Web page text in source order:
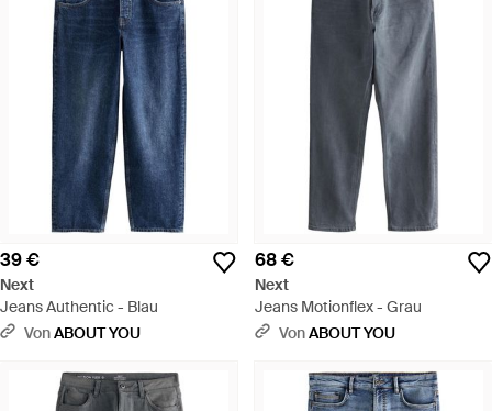
39 €
Next
Jeans Authentic - Blau
VonABOUT YOU
68 €
Next
Jeans Motionflex - Grau
VonABOUT YOU